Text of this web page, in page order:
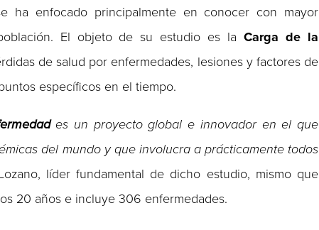
ha enfocado principalmente en conocer con mayor
El objeto de su estudio es laCarga de la
de salud por enfermedades, lesiones y factores de
específicos en el tiempo.
es un proyecto global e innovador en el que
del mundo y que involucra a prácticamente todos
líder fundamental de dicho estudio, mismo que
20 años e incluye 306 enfermedades.